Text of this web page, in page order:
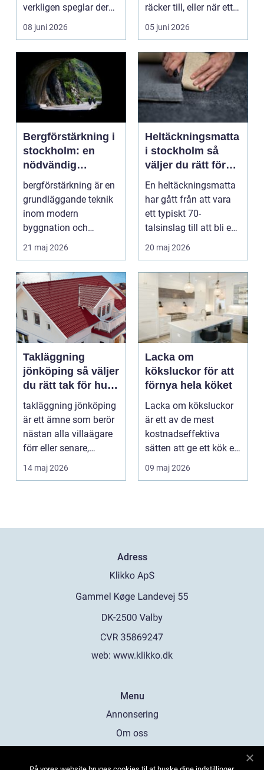
verkligen speglar deras
liv, sm...
08 juni 2026
räcker till, eller när ett
hus behöver fön...
05 juni 2026
Bergförstärkning i
stockholm: en
nödvändig
byggteknik
bergförstärkning är en
grundläggande teknik
inom modern
byggnation och
infrastrukturutveckling,
särs...
21 maj 2026
Heltäckningsmatta
i stockholm så
väljer du rätt för
hem och kontor
En heltäckningsmatta
har gått från att vara
ett typiskt 70-
talsinslag till att bli en
modern lösning...
20 maj 2026
Takläggning
jönköping så väljer
du rätt tak för hus
och klimat
takläggning jönköping
är ett ämne som berör
nästan alla villaägare
förr eller senare,
eftersom taket...
14 maj 2026
Lacka om
köksluckor för att
förnya hela köket
Lacka om köksluckor
är ett av de mest
kostnadseffektiva
sätten att ge ett kök ett
helt nytt uttryck ...
09 maj 2026
Adress
web: www.klikko.dk
Menu
Annonsering
Om oss